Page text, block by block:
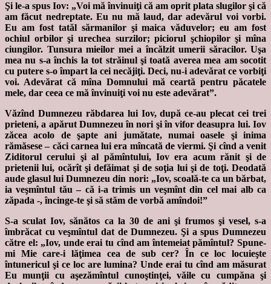
Şi le-a spus Iov: „Voi mă învinuiţi că am oprit plata slugilor şi că
am făcut nedreptate. Eu nu mă laud, dar adevărul voi vorbi.
Eu am fost tatăl sărmanilor şi maica văduvelor; eu am fost
ochiul orbilor şi urechea surzilor; piciorul şchiopilor şi mîna
ciungilor. Tunsura mieilor mei a încălzit umerii săracilor. Uşa
mea nu s-a închis la tot străinul şi toată averea mea am socotit
cu putere s-o împart la cei necăjiţi. Deci, nu-i adevărat ce vorbiţi
voi. Adevărat că mîna Domnului mă ceartă pentru păcatele
mele, dar ceea ce mă învinuiţi voi nu este adevărat”.
Văzînd Dumnezeu răbdarea lui Iov, după ce-au plecat cei trei
prieteni, a apărut Dumnezeu în nori şi în vifor deasupra lui. Iov
zăcea acolo de şapte ani jumătate, numai oasele şi inima
rămăsese – căci carnea lui era mîncată de viermi. Şi cînd a venit
Ziditorul cerului şi al pămîntului, Iov era acum rănit şi de
prietenii lui, ocărît şi defăimat şi de soţia lui şi de toţi. Deodată
aude glasul lui Dumnezeu din nori: „Iov, scoală-te ca un bărbat,
ia veşmîntul tău – că i-a trimis un veşmînt din cel mai alb ca
zăpada -, încinge-te şi să stăm de vorbă amîndoi!”
S-a sculat Iov, sănătos ca la 30 de ani şi frumos şi vesel, s-a
îmbrăcat cu veşmîntul dat de Dumnezeu. Şi a spus Dumnezeu
către el: „Iov, unde erai tu cînd am întemeiat pămîntul? Spune-
mi Mie care-i lăţimea cea de sub cer? În ce loc locuieşte
întunericul şi ce loc are lumina? Unde erai tu cînd am măsurat
Eu munţii cu aşezămîntul cunoştinţei, văile cu cumpăna şi